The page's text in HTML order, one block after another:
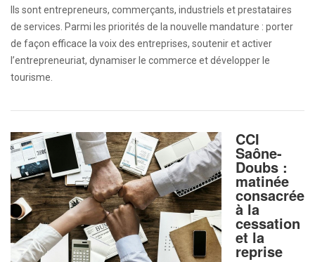
Ils sont entrepreneurs, commerçants, industriels et prestataires
de services. Parmi les priorités de la nouvelle mandature : porter
de façon efficace la voix des entreprises, soutenir et activer
l’entrepreneuriat, dynamiser le commerce et développer le
tourisme.
CCI
Saône-
Doubs :
matinée
consacrée
à la
cessation
et la
reprise